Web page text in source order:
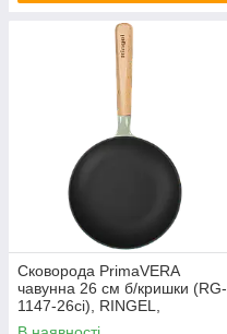
Сковорода PrimaVERA
чавунна 26 см б/кришки (RG-
1147-26ci), RINGEL,
Арт.74482